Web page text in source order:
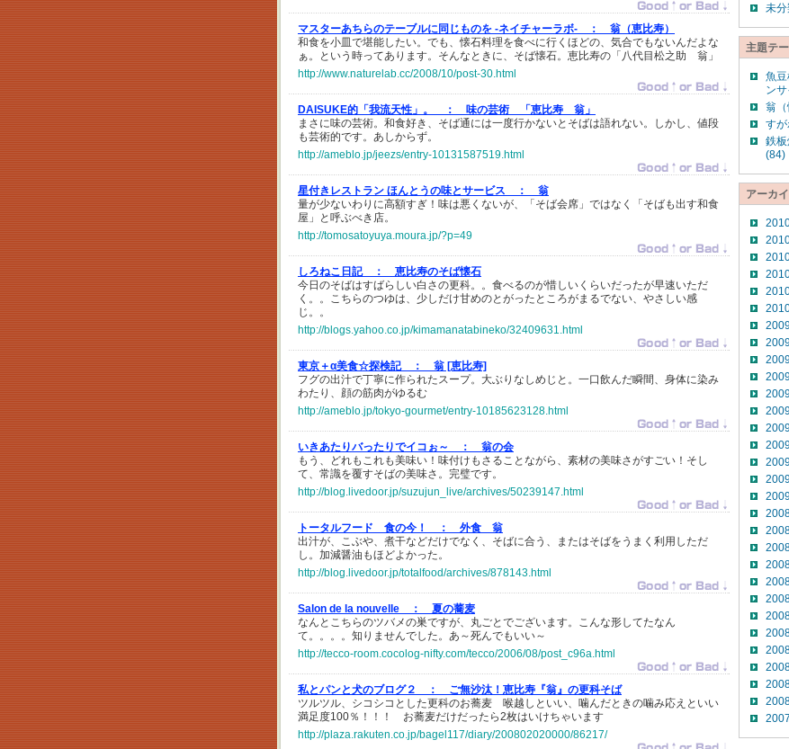
マスターあちらのテーブルに同じものを -ネイチャーラボ- ：
翁（恵比寿）
和食を小皿で堪能したい。でも、懐石料理を食べに行くほどの、気合でもないんだよな
ぁ。という時ってあります。そんなときに、そば懐石。恵比寿の「八代目松之助 翁」
http://www.naturelab.cc/2008/10/post-30.html
DAISUKE的「我流天性」。 ：
味の芸術 「恵比寿 翁」
まさに味の芸術。和食好き、そば通には一度行かないとそばは語れない。しかし、値段
も芸術的です。あしからず。
http://ameblo.jp/jeezs/entry-10131587519.html
星付きレストラン ほんとうの味とサービス ：
翁
量が少ないわりに高額すぎ！味は悪くないが、「そば会席」ではなく「そばも出す和食
屋」と呼ぶべき店。
http://tomosatoyuya.moura.jp/?p=49
しろねこ日記 ：
恵比寿のそば懐石
今日のそばはすばらしい白さの更科。。食べるのが惜しいくらいだったが早速いただ
く。。こちらのつゆは、少しだけ甘めのとがったところがまるでない、やさしい感
じ。。
http://blogs.yahoo.co.jp/kimamanatabineko/32409631.html
東京＋α美食☆探検記 ：
翁 [恵比寿]
フグの出汁で丁寧に作られたスープ。大ぶりなしめじと。一口飲んだ瞬間、身体に染み
わたり、顔の筋肉がゆるむ
http://ameblo.jp/tokyo-gourmet/entry-10185623128.html
いきあたりバったりでイコぉ～ ：
翁の会
もう、どれもこれも美味い！味付けもさることながら、素材の美味さがすごい！そし
て、常識を覆すそばの美味さ。完璧です。
http://blog.livedoor.jp/suzujun_live/archives/50239147.html
トータルフード 食の今！ ：
外食 翁
出汁が、こぶや、煮干などだけでなく、そばに合う、またはそばをうまく利用しただ
し。加減醤油もほどよかった。
http://blog.livedoor.jp/totalfood/archives/878143.html
Salon de la nouvelle ：
夏の蕎麦
なんとこちらのツバメの巣ですが、丸ごとでございます。こんな形してたなん
て。。。。知りませんでした。あ～死んでもいい～
http://tecco-room.cocolog-nifty.com/tecco/2006/08/post_c96a.html
私とパンと犬のブログ２ ：
ご無沙汰！恵比寿『翁』の更科そば
ツルツル、シコシコとした更科のお蕎麦 喉越しといい、噛んだときの噛み応えといい
満足度100％！！！ お蕎麦だけだったら2枚はいけちゃいます
http://plaza.rakuten.co.jp/bagel117/diary/200802020000/86217/
未
主題テ
魚
ン
翁
す
鉄板
(84)
アーカ